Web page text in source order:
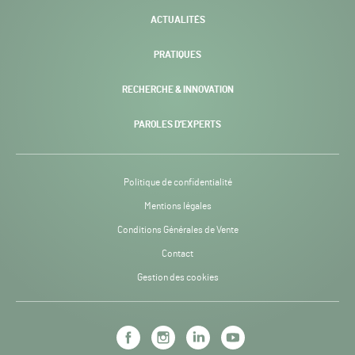
ACTUALITÉS
PRATIQUES
RECHERCHE & INNOVATION
PAROLES D’EXPERTS
Politique de confidentialité
Mentions légales
Conditions Générales de Vente
Contact
Gestion des cookies